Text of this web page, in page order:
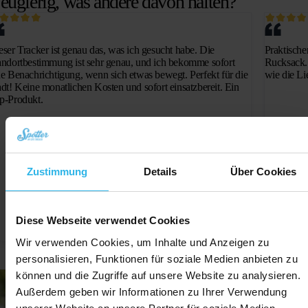
Zustimmung Details Über Cookies
Diese Webseite verwendet Cookies
Wir verwenden Cookies, um Inhalte und Anzeigen zu
personalisieren, Funktionen für soziale Medien anbieten zu
können und die Zugriffe auf unsere Website zu analysieren.
Außerdem geben wir Informationen zu Ihrer Verwendung
Tracker ist genau das, was ich gesucht habe. Die
ist sehr genau, und ich bekomme sofort
Benachrichtigung, wenn sich etwas bewegt. Perfekt für die
Keine monatlichen Kosten und sofort einsatzbereit. Ein
Produkt.
Anna, Hamburg
wie die